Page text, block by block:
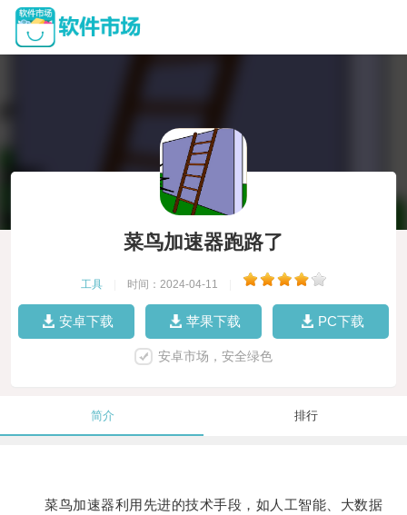
菜鸟加速器跑路了
工具 时间：2024-04-11
安卓下载 苹果下载 PC下载
安卓市场，安全绿色
简介 排行
菜鸟加速器利用先进的技术手段，如人工智能、大数据